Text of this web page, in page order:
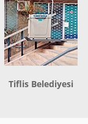
Tiflis Belediyesi